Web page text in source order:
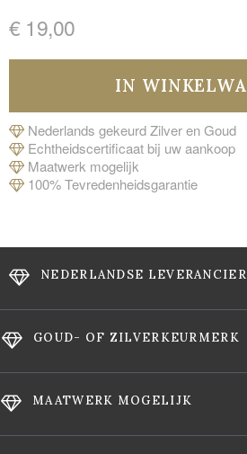
€ 19,00
Nederlands gekeurd Zilver en Goud
Echtheidscertificaat bij uw aankoop
Maatwerk mogelijk
100% Tevredenheidsgarantie
NEDERLANDSE LEVERANCIER
GOUD- OF ZILVERKEURMERK
MAATWERK MOGELIJK